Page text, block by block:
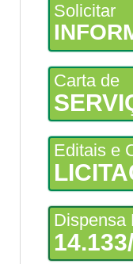
Solicitar
Carta de
Editais e
Dispensa